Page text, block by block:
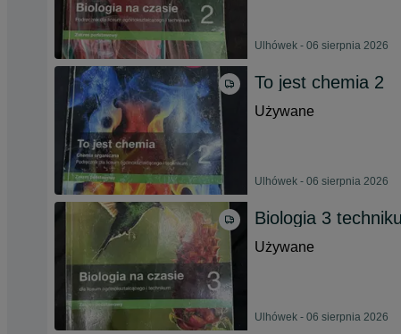
Ulhówek - 06 sierpnia 2026
To jest chemia 2
Używane
Ulhówek - 06 sierpnia 2026
Biologia 3
Używane
Ulhówek - 06 sierpnia 2026